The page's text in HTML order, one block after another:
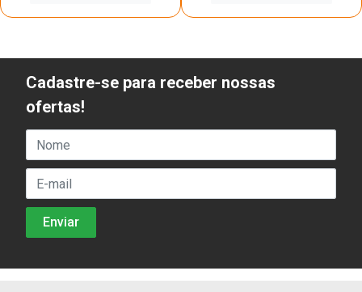
Cadastre-se para receber nossas
ofertas!